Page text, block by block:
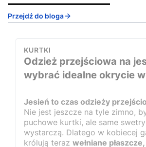
Przejdź do bloga
KURTKI
Odzież przejściowa na
wybrać idealne okrycie
Jesień to czas odzieży
Nie jest jeszcze na tyle zimno,
puchowe kurtki, ale same
wystarczą. Dlatego w kobiecej
królują teraz wełniane